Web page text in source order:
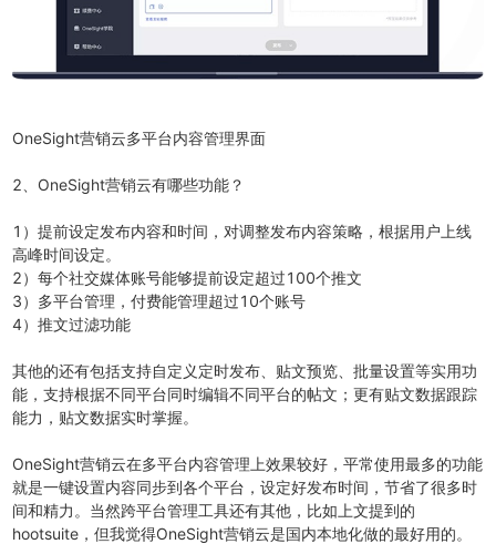
OneSight营销云多平台内容管理界面
2、OneSight营销云有哪些功能？
1）提前设定发布内容和时间，对调整发布内容策略，根据用户上线
高峰时间设定。
2）每个社交媒体账号能够提前设定超过100个推文
3）多平台管理，付费能管理超过10个账号
4）推文过滤功能
其他的还有包括支持自定义定时发布、贴文预览、批量设置等实用功
能，支持根据不同平台同时编辑不同平台的帖文；更有贴文数据跟踪
能力，贴文数据实时掌握。
OneSight营销云在多平台内容管理上效果较好，平常使用最多的功能
就是一键设置内容同步到各个平台，设定好发布时间，节省了很多时
间和精力。当然跨平台管理工具还有其他，比如上文提到的
hootsuite，但我觉得OneSight营销云是国内本地化做的最好用的。